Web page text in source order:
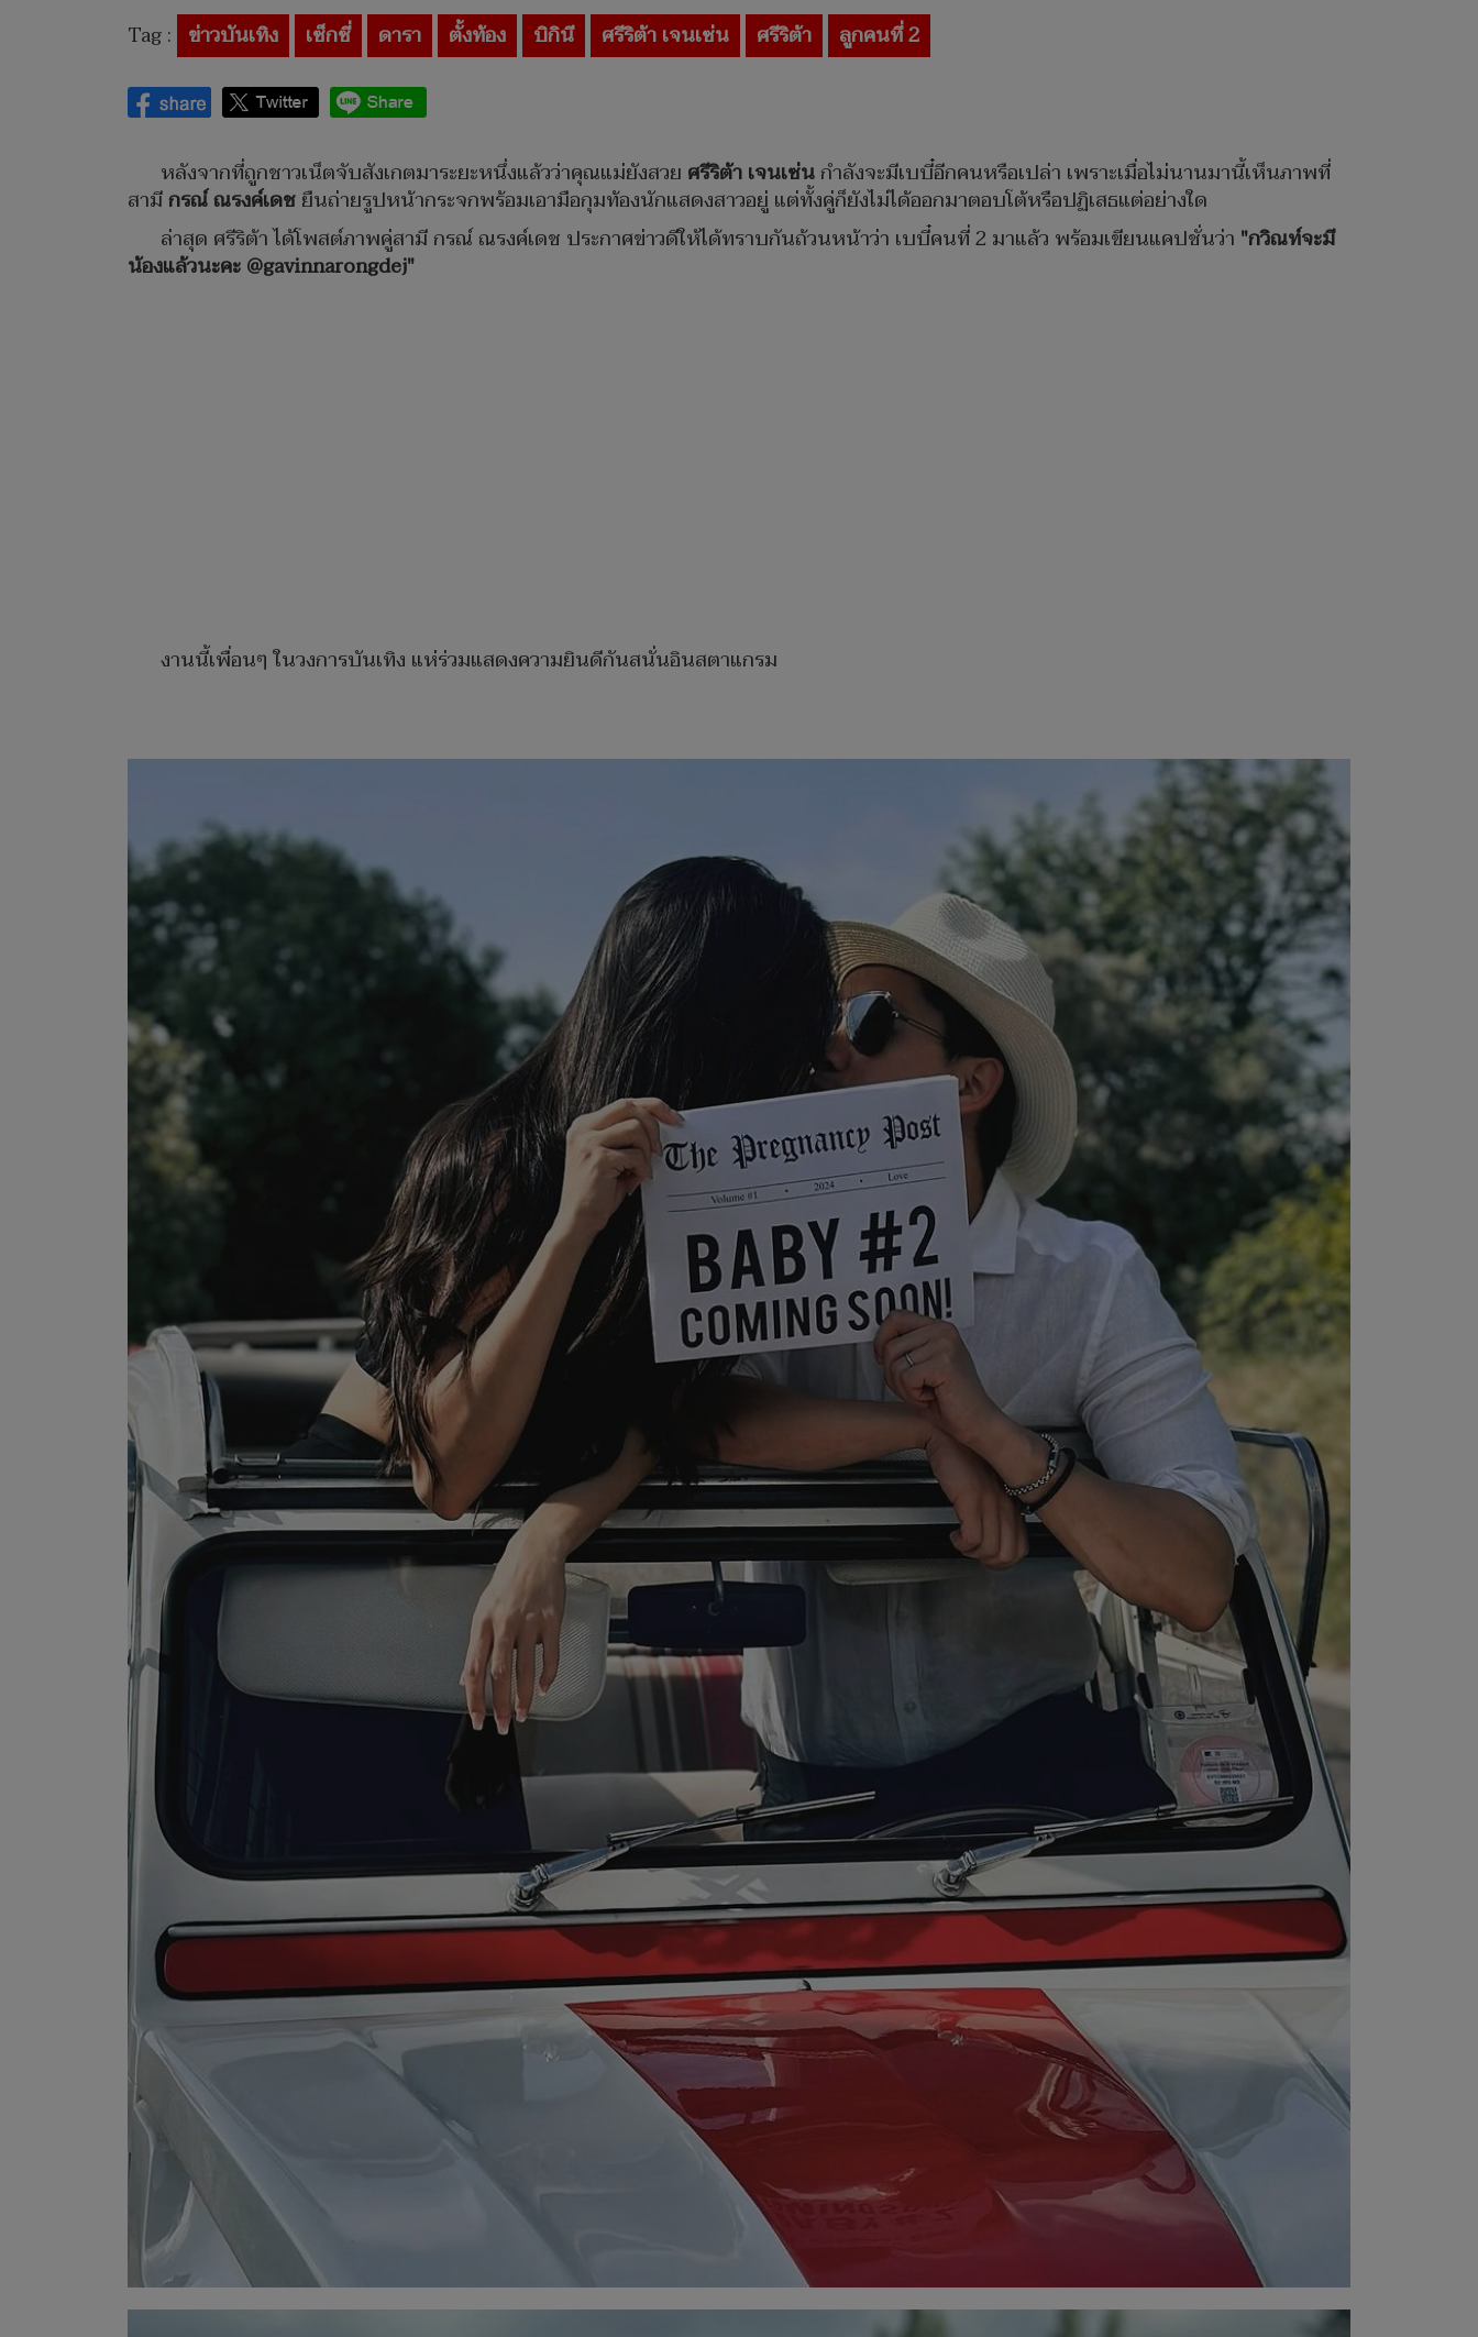
Tag : ข่าวบันเทิง เซ็กซี่ ดารา ตั้งท้อง บิกินี ศรีริต้า เจนเซ่น ศรีริต้า ลูกคนที่ 2
หลังจากที่ถูกชาวเน็ตจับสังเกตมาระยะหนึ่งแล้วว่าคุณแม่ยังสวย ศรีริต้า เจนเซ่นกำลังจะมีเบบี๋อีกคนหรือเปล่า เพราะเมื่อไม่นานมานี้เห็นภาพที่
สามีกรณ์ ณรงค์เดชยืนถ่ายรูปหน้ากระจกพร้อมเอามือกุมท้องนักแสดงสาวอยู่ แต่ทั้งคู่ก็ยังไม่ได้ออกมาตอบโต้หรือปฏิเสธแต่อย่างใด
ล่าสุด ศรีริต้า ได้โพสต์ภาพคู่สามี กรณ์ ณรงค์เดช ประกาศข่าวดีให้ได้ทราบกันถ้วนหน้าว่า เบบี๋คนที่ 2 มาแล้ว พร้อมเขียนแคปชั่นว่า "กวิณท์จะมี
น้องแล้วนะคะ @gavinnarongdej"
งานนี้เพื่อนๆ ในวงการบันเทิง แห่ร่วมแสดงความยินดีกันสนั่นอินสตาแกรม